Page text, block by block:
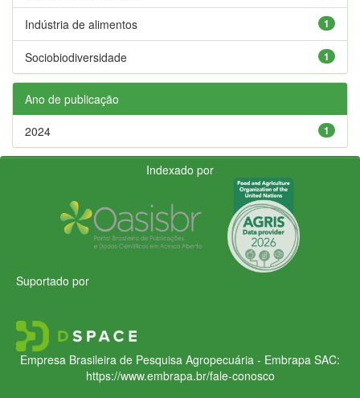
1
Indústria de alimentos
1
Sociobiodiversidade
Ano de publicação
1
2024
Indexado por
Suportado por
Empresa Brasileira de Pesquisa Agropecuária - Embrapa SAC:
https://www.embrapa.br/fale-conosco